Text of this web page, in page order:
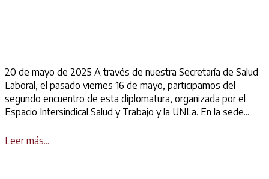
20 de mayo de 2025 A través de nuestra Secretaría de Salud
Laboral, el pasado viernes 16 de mayo, participamos del
segundo encuentro de esta diplomatura, organizada por el
Espacio Intersindical Salud y Trabajo y la UNLa. En la sede...
Leer más...